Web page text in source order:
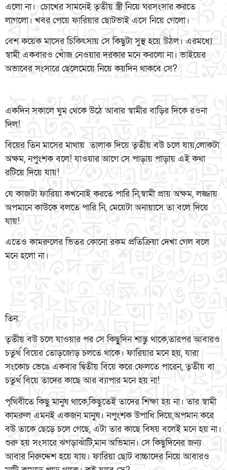
এলো না। চোখের সামনেই তৃতীয় স্ত্রী নিয়ে ঘরসংসার করতে
লাগলো। খবর পেয়ে ফারিয়ার ছোটভাই এসে নিয়ে গেলো।
বেশ কয়েক মাসের চিকিৎসায় সে কিছুটা সুস্থ হয়ে উঠল। এরমধ্যে
স্বামী একবারও খোঁজ নেওয়ার দরকার মনে করলো না। ভাইয়ের
অভাবের সংসারে ছেলেমেয়ে নিয়ে কয়দিন থাকবে সে?
একদিন সকালে ঘুম থেকে উঠে আবার স্বামীর বাড়ির দিকে রওনা
দিল!
বিয়ের তিন মাসের মাথায় তালাক দিয়ে তৃতীয় বউ চলে যায়,লোকটা
অক্ষম, নপুংশক বলে! যাওয়ার আগে সে পাড়ায় পাড়ায় এই কথা
রটিয়ে দিয়ে যায়!
যে কাজটা ফারিয়া কখনোই করতে পারি নি,স্বামী প্রায় অক্ষম, লজ্জায়
অপমানে কাউকে বলতে পারি নি, মেয়েটা অনায়াসে তা বলে দিয়ে
যায়!
এতেও কামরুলের ভিতর কোনো রকম প্রতিক্রিয়া দেখা গেল বলে
মনে হলো না।
তিন.
তৃতীয় বউ চলে যাওয়ার পর সে কিছুূদিন শান্তু থাকে,তারপর আবারও
চতুর্থ বিয়ের তোড়জোড় চলতে থাকে। ফারিয়ার মনে হয়, যারা
সংকোচ ভেঙে একবার দ্বিতীয় বিয়ে করে ফেলতে পারেন, তৃতীয় বা
চতুর্থ বিয়ে তাদের কাছে আর ব্যাপার মনে হয় না!
পৃথিবীতে কিছু মানুষ থাকে,কিছুতেই তাদের শিক্ষা হয় না। তার স্বামী
কামরুল এমনই একজন মানুষ। নপুংশক উপাধি দিয়ে,অপমান করে
বউ তাকে ছেড়ে চলে গেছে, এটা তার কাছে বিষয় বলেই মনে হয় না।
শুরু হয় সংসারে ঝগড়াঝাঁটি,মান অভিমান। সে কিছুদিনের জন্য
আবার নিরুদ্দেশ হয়ে যায়। ফারিয়া ছোট বাচ্চাদের নিয়ে আবারও